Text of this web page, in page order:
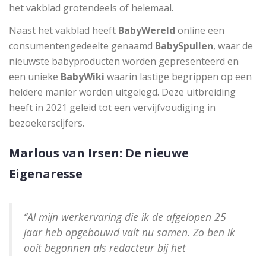
het vakblad grotendeels of helemaal.
Naast het vakblad heeft BabyWereld online een
consumentengedeelte genaamd BabySpullen, waar de
nieuwste babyproducten worden gepresenteerd en
een unieke BabyWiki waarin lastige begrippen op een
heldere manier worden uitgelegd. Deze uitbreiding
heeft in 2021 geleid tot een vervijfvoudiging in
bezoekerscijfers.
Marlous van Irsen: De nieuwe
Eigenaresse
“Al mijn werkervaring die ik de afgelopen 25
jaar heb opgebouwd valt nu samen. Zo ben ik
ooit begonnen als redacteur bij het